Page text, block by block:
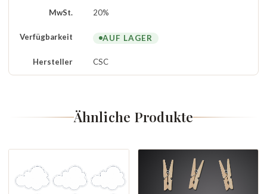
MwSt. 20%
Verfügbarkeit AUF LAGER
Hersteller CSC
Ähnliche Produkte